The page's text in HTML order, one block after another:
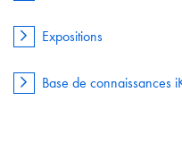
Expositions
Base de connaissances